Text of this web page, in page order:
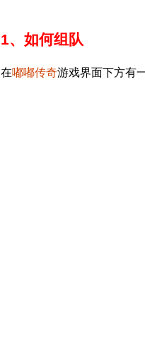
1、如何组队
在嘟嘟传奇游戏界面下方有